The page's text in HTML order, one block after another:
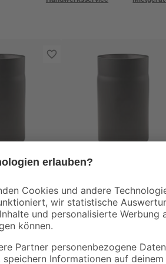
Ø
Rauchrohr schwarz
150 x 1000 mm